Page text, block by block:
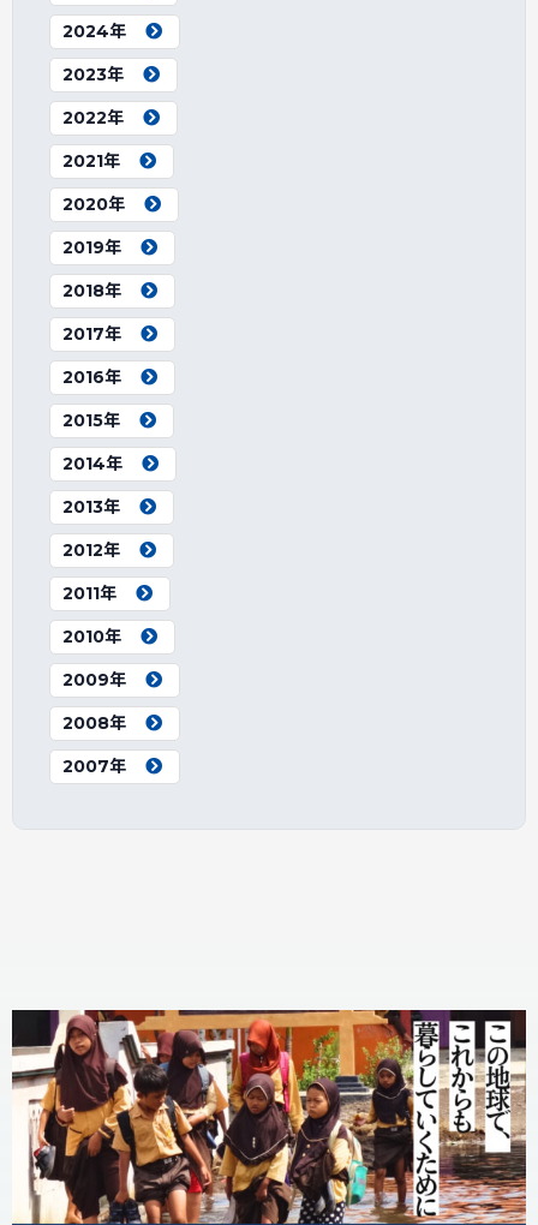
2024年
2023年
2022年
2021年
2020年
2019年
2018年
2017年
2016年
2015年
2014年
2013年
2012年
2011年
2010年
2009年
2008年
2007年